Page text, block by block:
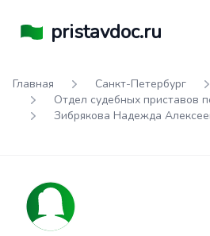
pristavdoc.ru
Главная Санкт-Петербург
Отдел судебных приставов
Зибрякова Надежда